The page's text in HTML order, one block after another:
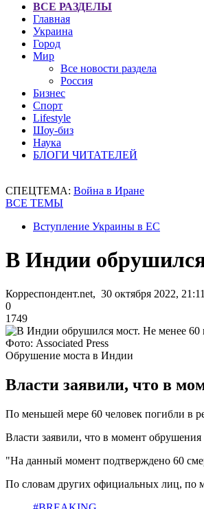
ВСЕ РАЗДЕЛЫ
Главная
Украина
Город
Мир
Все новости раздела
Россия
Бизнес
Спорт
Lifestyle
Шоу-биз
Наука
БЛОГИ ЧИТАТЕЛЕЙ
СПЕЦТЕМА: Война в Иране
ВСЕ ТЕМЫ
Вступление Украины в ЕС
В Индии
Корреспондент.net, 30 октября 2022, 21:11
0
1749
Фото: Associated Press
Обрушение моста в Индии
Власти заявили, что в
По меньшей мере 60 человек погибли в
Власти заявили, что в момент обрушения
"На данный момент подтверждено 60
По словам других официальных лиц, по